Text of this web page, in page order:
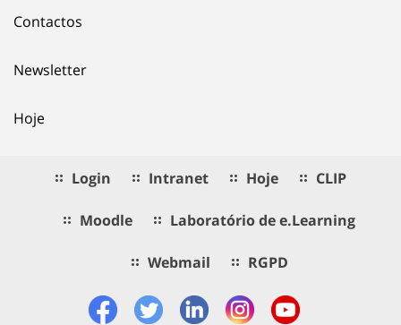
Contactos
Newsletter
Hoje
Login Intranet Hoje CLIP
Moodle Laboratório de e.Learning
Webmail RGPD